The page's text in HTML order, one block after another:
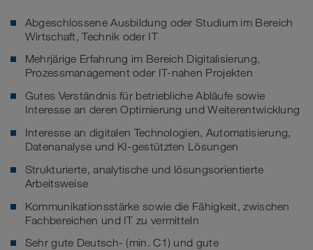
Abgeschlossene Ausbildung oder Studium im Bereich
Wirtschaft, Technik oder IT
Mehrjärige Erfahrung im Bereich Digitalisierung,
Prozessmanagement oder IT-nahen Projekten
Gutes Verständnis für betriebliche Abläufe sowie
Interesse an deren Optimierung und Weiterentwicklung
Interesse an digitalen Technologien, Automatisierung,
Datenanalyse und KI-gestützten Lösungen
Strukturierte, analytische und lösungsorientierte
Arbeitsweise
Kommunikationsstärke sowie die Fähigkeit, zwischen
Fachbereichen und IT zu vermitteln
Sehr gute Deutsch- (min. C1) und gute